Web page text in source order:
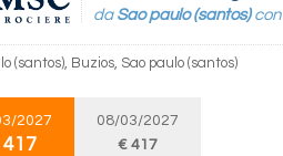
da Sao paulo (santos)con
(santos), Buzios, Sao paulo (santos)
2027
08/03/2027
€ 417